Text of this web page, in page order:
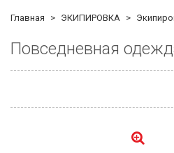
Главная ЭКИПИРОВКА
Повседневная